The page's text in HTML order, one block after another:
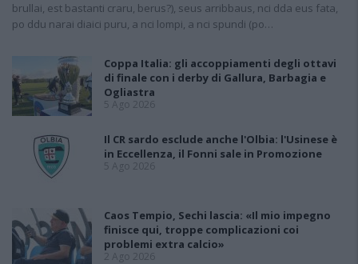
brullai, est bastanti craru, berus?), seus arribbaus, nci dda eus fata,
po ddu narai diaici puru, a nci lompi, a nci spundi (po…
Coppa Italia: gli accoppiamenti degli ottavi
di finale con i derby di Gallura, Barbagia e
Ogliastra
5 Ago 2026
Il CR sardo esclude anche l'Olbia: l'Usinese è
in Eccellenza, il Fonni sale in Promozione
5 Ago 2026
Caos Tempio, Sechi lascia: «Il mio impegno
finisce qui, troppe complicazioni coi
problemi extra calcio»
2 Ago 2026